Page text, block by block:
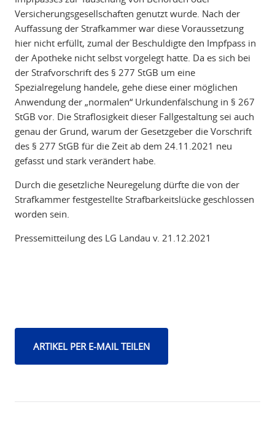
Versicherungsgesellschaften genutzt wurde. Nach der
Auffassung der Strafkammer war diese Voraussetzung
hier nicht erfüllt, zumal der Beschuldigte den Impfpass in
der Apotheke nicht selbst vorgelegt hatte. Da es sich bei
der Strafvorschrift des § 277 StGB um eine
Spezialregelung handele, gehe diese einer möglichen
Anwendung der „normalen“ Urkundenfälschung in § 267
StGB vor. Die Straflosigkeit dieser Fallgestaltung sei auch
genau der Grund, warum der Gesetzgeber die Vorschrift
des § 277 StGB für die Zeit ab dem 24.11.2021 neu
gefasst und stark verändert habe.
Durch die gesetzliche Neuregelung dürfte die von der
Strafkammer festgestellte Strafbarkeitslücke geschlossen
worden sein.
Pressemitteilung des LG Landau v. 21.12.2021
ARTIKEL PER E-MAIL TEILEN